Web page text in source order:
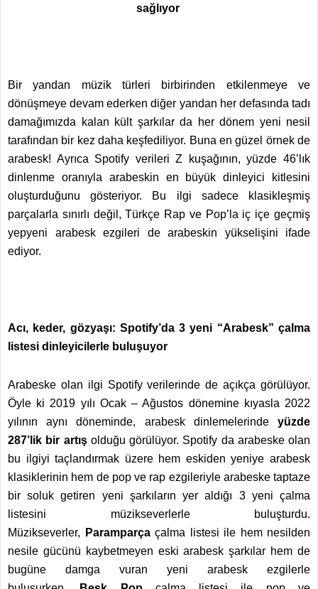
sağlıyor
Bir yandan müzik türleri birbirinden etkilenmeye ve
dönüşmeye devam ederken diğer yandan her defasında tadı
damağımızda kalan kült şarkılar da her dönem yeni nesil
tarafından bir kez daha keşfediliyor. Buna en güzel örnek de
arabesk! Ayrıca Spotify verileri Z kuşağının, yüzde 46’lık
dinlenme oranıyla arabeskin en büyük dinleyici kitlesini
oluşturduğunu gösteriyor. Bu ilgi sadece klasikleşmiş
parçalarla sınırlı değil, Türkçe Rap ve Pop’la iç içe geçmiş
yepyeni arabesk ezgileri de arabeskin yükselişini ifade
ediyor.
Acı, keder, gözyaşı: Spotify’da 3 yeni “Arabesk” çalma
listesi dinleyicilerle buluşuyor
Arabeske olan ilgi Spotify verilerinde de açıkça görülüyor.
Öyle ki 2019 yılı Ocak – Ağustos dönemine kıyasla 2022
yılının aynı döneminde, arabesk dinlemelerinde yüzde
287’lik bir artışolduğu görülüyor. Spotify da arabeske olan
bu ilgiyi taçlandırmak üzere hem eskiden yeniye arabesk
klasiklerinin hem de pop ve rap ezgileriyle arabeske taptaze
bir soluk getiren yeni şarkıların yer aldığı 3 yeni çalma
listesini müzikseverlerle buluşturdu.
Müzikseverler,
Paramparçaçalma listesi ile hem nesilden
nesile gücünü kaybetmeyen eski arabesk şarkılar hem de
bugüne damga vuran yeni arabesk ezgilerle